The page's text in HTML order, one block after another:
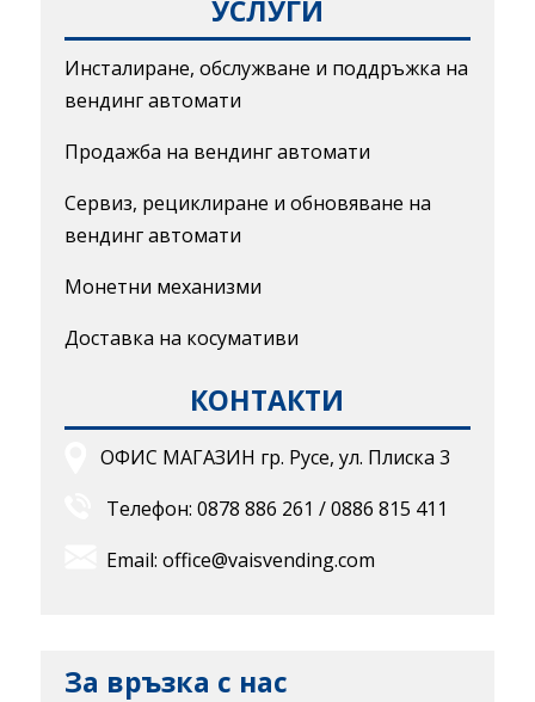
УСЛУГИ
Инсталиране, обслужване и поддръжка на
вендинг автомати
Продажба на вендинг автомати
Сервиз, рециклиране и обновяване на
вендинг автомати
Монетни механизми
Доставка на косумативи
КОНТАКТИ
ОФИС МАГАЗИН гр. Русе, ул. Плиска 3
Телефон: 0878 886 261 /0886 815 411
Email: office@vaisvending.com
За връзка с нас